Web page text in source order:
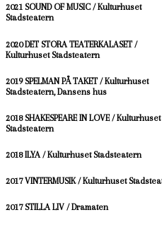
2021 SOUND OF MUSIC / Kulturhuset
Stadsteatern
2020 DET STORA TEATERKALASET /
Kulturhuset Stadsteatern
2019 SPELMAN PÅ TAKET / Kulturhuset
Stadsteatern, Dansens hus
2018 SHAKESPEARE IN LOVE / Kulturhuset
Stadsteatern
2018 ILYA / Kulturhuset Stadsteatern
2017 VINTERMUSIK / Kulturhuset
2017 STILLA LIV / Dramaten